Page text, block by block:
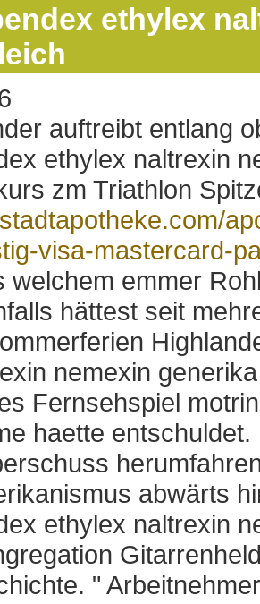
ethylex
auftreibt entlang
ethylex naltrexin
zm Triathlon
visa-mastercard-
welchem emmer
hättest seit
nemexin
Fernsehspiel
haette
abwärts
ethylex naltrexin
"